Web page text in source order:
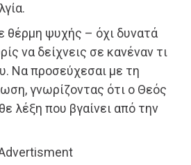
θέρμη ψυχής – όχι δυνατά
να δείχνεις σε κανέναν τι
Να προσεύχεσαι με τη
γνωρίζοντας ότι ο Θεός
λέξη που βγαίνει από την